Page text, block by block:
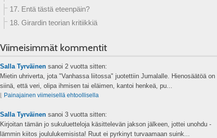
17. Entä tästä eteenpäin?
18. Girardin teorian kritiikkiä
Viimeisimmät kommentit
Salla Tyrväinen sanoi 2 vuotta sitten:
Mietin uhriverta, jota "Vanhassa liitossa" juotettiin Jumalalle. Hienosäätöä on
siinä, että veri, olipa ihmisen tai eläimen, kantoi henkeä, pu...
⌊ Painajainen viimeisellä ehtoollisella
Salla Tyrväinen sanoi 3 vuotta sitten:
Kirjoitan tämän jo sukuluetteloja käsittelevän jakson jälkeen, jottei unohdu -
lämmin kiitos joululukemisista! Ruut ei pyrkinyt turvaamaan suink...